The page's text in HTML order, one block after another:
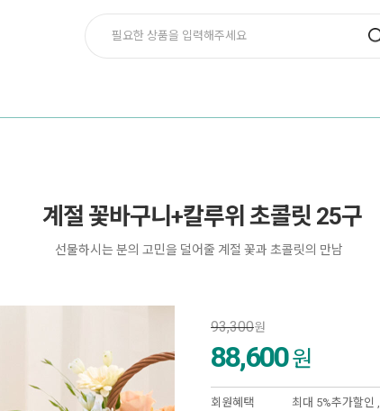
계절 꽃바구니+칼루위 초콜릿 25구
선물하시는 분의 고민을 덜어줄 계절 꽃과 초콜릿의 만남
93,300원
88,600원
회원혜택 최대 5%추가할인 ,